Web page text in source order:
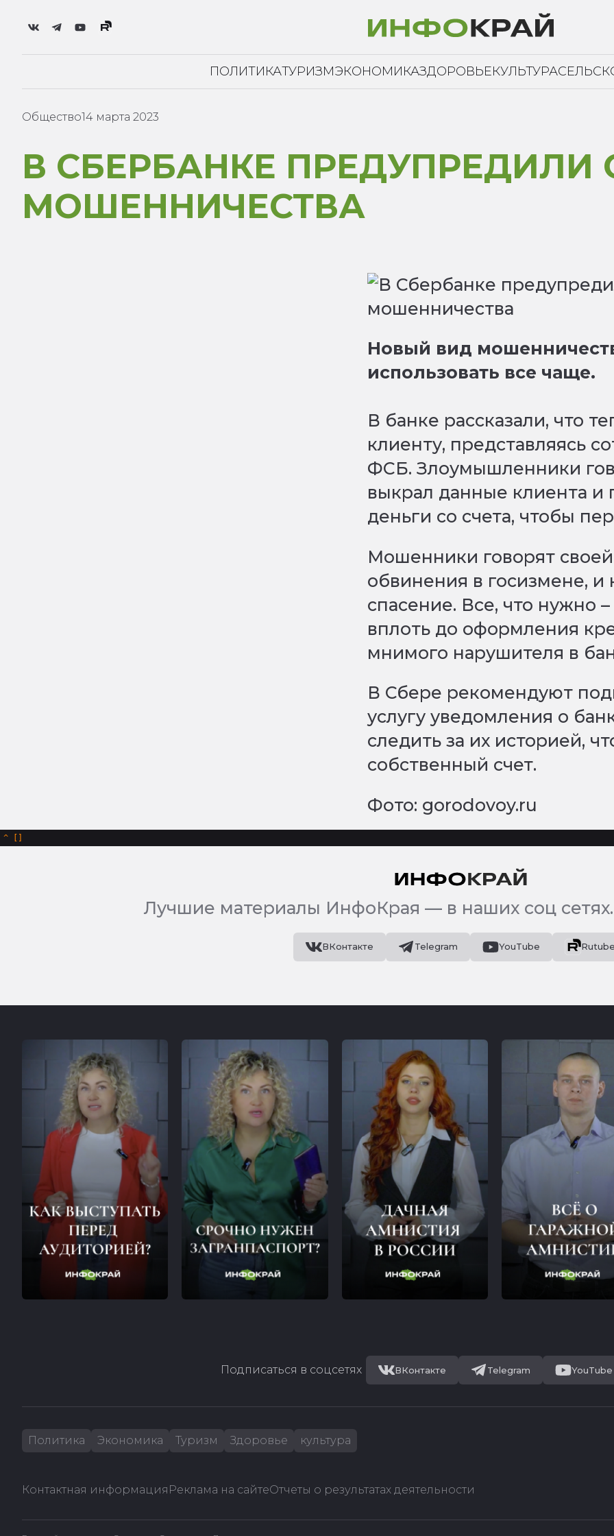
ПОЛИТИКАТУРИЗМЭКОНОМИКАЗДОРОВЬЕКУЛЬТУРА
Общество14 марта 2023
В СБЕРБАНКЕ
МОШЕННИЧЕСТВА
Новый вид
использовать все чаще.
В банке рассказали, что
клиенту, представляясь
ФСБ. Злоумышленники
выкрал данные клиента и
деньги со счета, чтобы
Мошенники говорят
обвинения в госизмене,
спасение. Все, что нужно
вплоть до оформления
мнимого нарушителя в
В Сбере рекомендуют
услугу уведомления о
следить за их историей,
собственный счет.
Фото: gorodovoy.ru
^
Лучшие материалы ИнфоКрая — в наших соц
ВКонтакте Telegram YouTube
Подписаться в соцсетях ВКонтакте Telegram YouTube
Политика Экономика Туризм Здоровье культура
Контактная информация Реклама на сайтеОтчеты о результатах деятельности